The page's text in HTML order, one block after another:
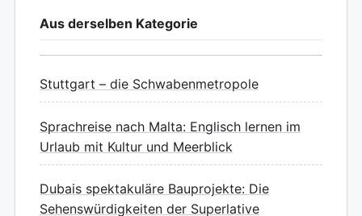
Aus derselben Kategorie
Stuttgart – die Schwabenmetropole
Sprachreise nach Malta: Englisch lernen im
Urlaub mit Kultur und Meerblick
Dubais spektakuläre Bauprojekte: Die
Sehenswürdigkeiten der Superlative